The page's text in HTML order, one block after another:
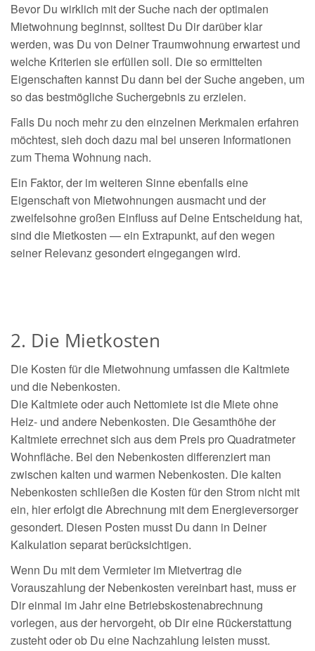
Bevor Du wirklich mit der Suche nach der optimalen
Mietwohnung beginnst, solltest Du Dir darüber klar
werden, was Du von Deiner Traumwohnung erwartest und
welche Kriterien sie erfüllen soll. Die so ermittelten
Eigenschaften kannst Du dann bei der Suche angeben, um
so das bestmögliche Suchergebnis zu erzielen.
Falls Du noch mehr zu den einzelnen Merkmalen erfahren
möchtest, sieh doch dazu mal bei unseren Informationen
zum Thema Wohnung nach.
Ein Faktor, der im weiteren Sinne ebenfalls eine
Eigenschaft von Mietwohnungen ausmacht und der
zweifelsohne großen Einfluss auf Deine Entscheidung hat,
sind die Mietkosten — ein Extrapunkt, auf den wegen
seiner Relevanz gesondert eingegangen wird.
2. Die Mietkosten
Die Kosten für die Mietwohnung umfassen die Kaltmiete
und die Nebenkosten.
Die Kaltmiete oder auch Nettomiete ist die Miete ohne
Heiz- und andere Nebenkosten. Die Gesamthöhe der
Kaltmiete errechnet sich aus dem Preis pro Quadratmeter
Wohnfläche. Bei den Nebenkosten differenziert man
zwischen kalten und warmen Nebenkosten. Die kalten
Nebenkosten schließen die Kosten für den Strom nicht mit
ein, hier erfolgt die Abrechnung mit dem Energieversorger
gesondert. Diesen Posten musst Du dann in Deiner
Kalkulation separat berücksichtigen.
Wenn Du mit dem Vermieter im Mietvertrag die
Vorauszahlung der Nebenkosten vereinbart hast, muss er
Dir einmal im Jahr eine Betriebskostenabrechnung
vorlegen, aus der hervorgeht, ob Dir eine Rückerstattung
zusteht oder ob Du eine Nachzahlung leisten musst.